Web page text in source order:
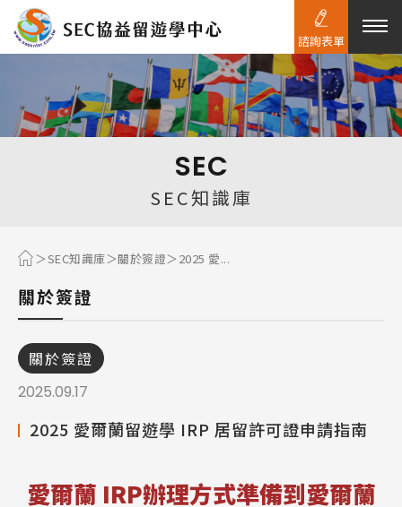
熱門搜尋：
SEC
SEC知識庫
SEC知識庫 關於簽證 2025 愛...
關於簽證
關於簽證
2025.09.17
2025 愛爾蘭留遊學 IRP 居留許可證申請指南
愛爾蘭 IRP辦理方式準備到愛爾蘭
諮詢表單